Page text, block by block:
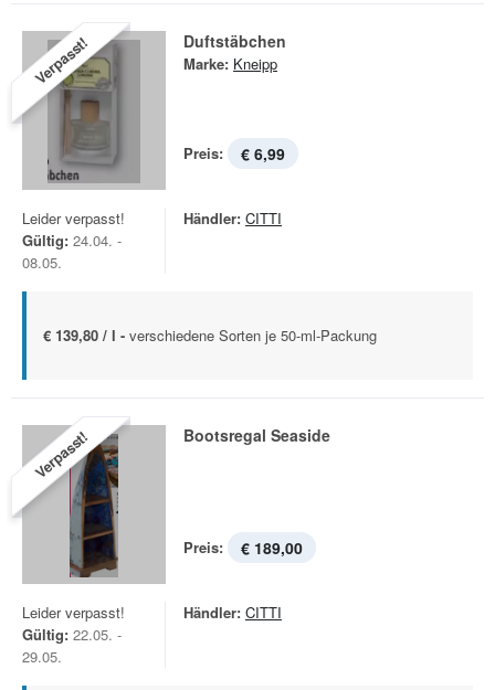
Verpasst! Duftstäbchen
Marke: Kneipp
Preis: € 6,99
Leider verpasst!
Gültig: 24.04. -
08.05.
Händler: CITTI
€ 139,80 / l - verschiedene Sorten je 50-ml-Packung
Verpasst! Bootsregal Seaside
Preis: € 189,00
Leider verpasst!
Gültig: 22.05. -
29.05.
Händler: CITTI